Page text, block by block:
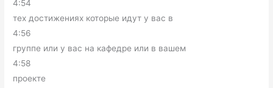
4:54
тех достижениях которые идут у вас в
4:56
группе или у вас на кафедре или в вашем
4:58
проекте